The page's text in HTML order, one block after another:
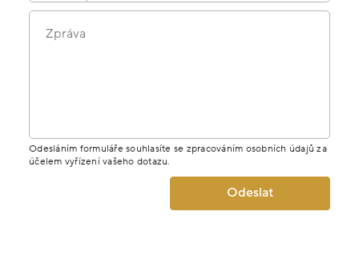
Zpráva
Odesláním formuláře souhlasíte se zpracováním osobních údajů za
účelem vyřízení vašeho dotazu.
Odeslat